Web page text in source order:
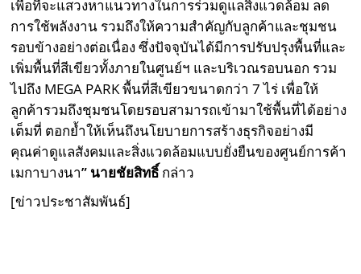
เพื่อที่จะแสวงหาแนวทางในการร่วมดูแลสิ่งแวดล้อม ลด
การใช้พลังงาน รวมถึงให้ความสำคัญกับลูกค้าและชุมชน
รอบข้างอย่างต่อเนื่อง ซึ่งปัจจุบันได้มีการปรับปรุงพื้นที่และ
เพิ่มพื้นที่สีเขียวทั้งภายในศูนย์ฯ และบริเวณรอบนอก รวม
ไปถึง MEGA PARK พื้นที่สีเขียวขนาดกว่า 7 ไร่ เพื่อให้
ลูกค้ารวมถึงชุมชนโดยรอบสามารถเข้ามาใช้พื้นที่ได้อย่าง
เต็มที่ ตอกย้ำให้เห็นถึงนโยบายการสร้างธุรกิจอย่างมี
คุณค่าดูแลสังคมและสิ่งแวดล้อมแบบยั่งยืนของศูนย์การค้า
เมกาบางนา” นายชัยสิทธิ์ กล่าว
[ข่าวประชาสัมพันธ์]